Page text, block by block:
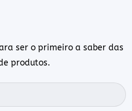
ser o primeiro a saber das
produtos.